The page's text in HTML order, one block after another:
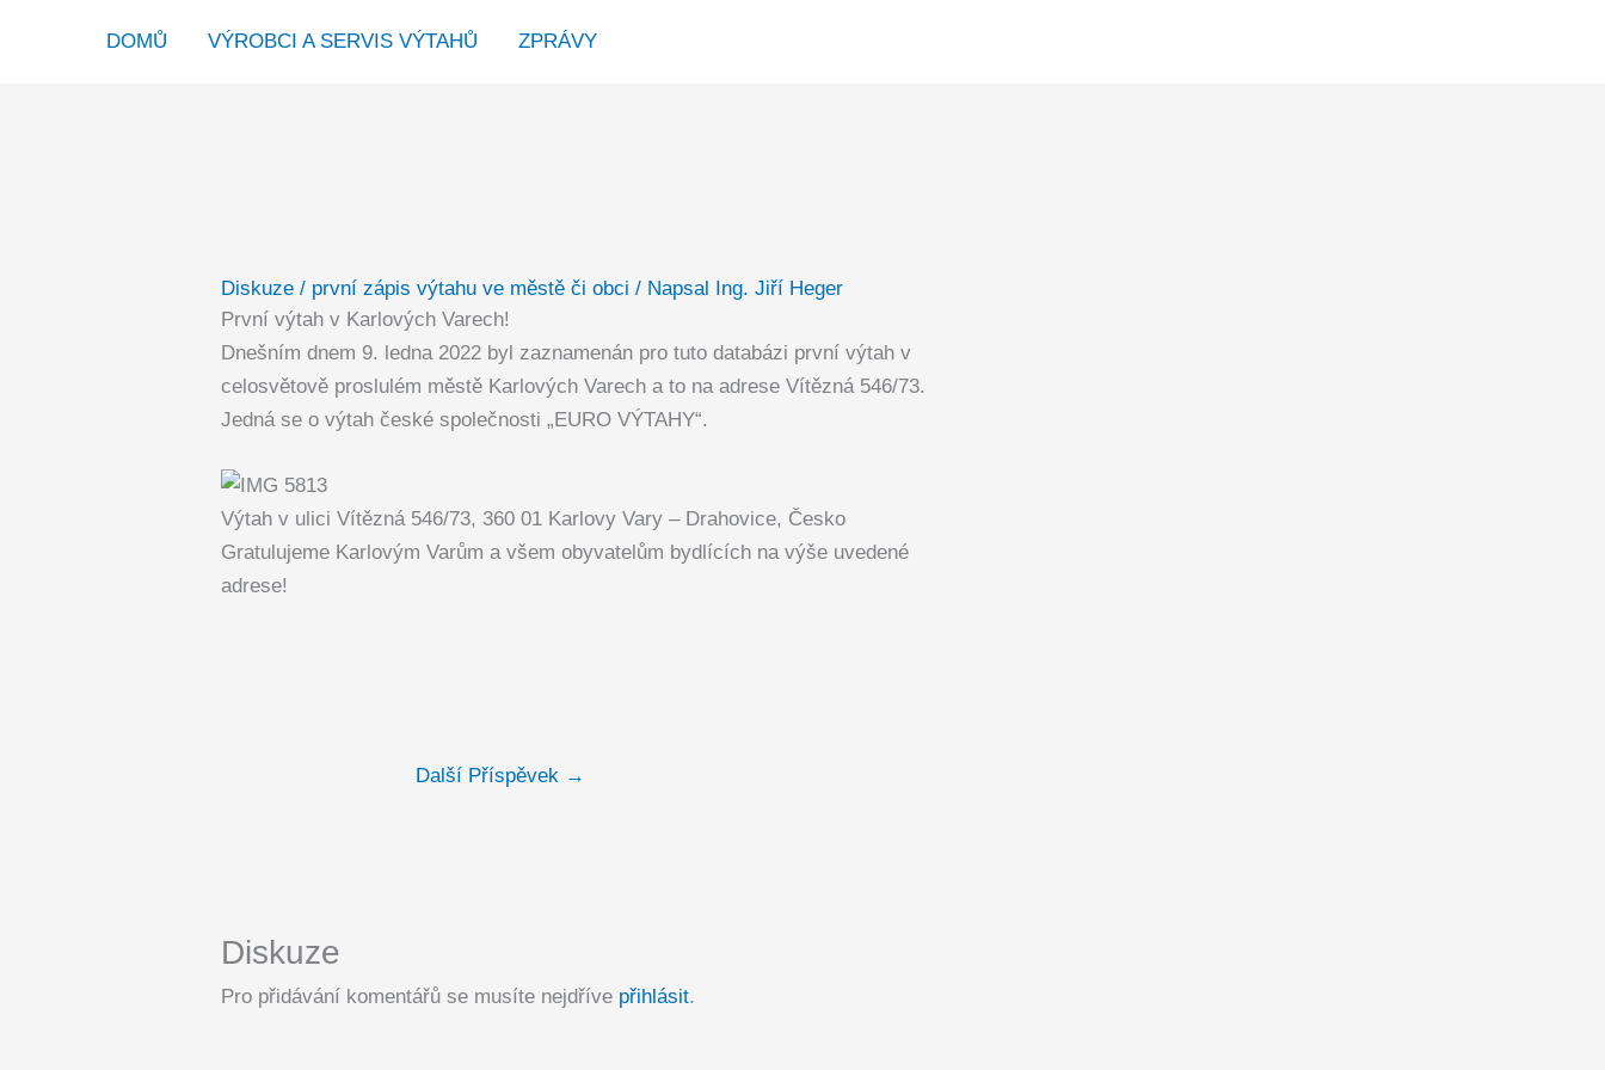
DOMŮ VÝROBCI A SERVIS VÝTAHŮ ZPRÁVY
Diskuze / první zápis výtahu ve městě či obci / Napsal Ing. Jiří Heger
První výtah v Karlových Varech!
Dnešním dnem 9. ledna 2022 byl zaznamenán pro tuto databázi první výtah v
celosvětově proslulém městě Karlových Varech a to na adrese Vítězná 546/73.
Jedná se o výtah české společnosti „EURO VÝTAHY“.
Výtah v ulici Vítězná 546/73, 360 01 Karlovy Vary – Drahovice, Česko
Gratulujeme Karlovým Varům a všem obyvatelům bydlících na výše uvedené
adrese!
Další Příspěvek →
Diskuze
Pro přidávání komentářů se musíte nejdříve přihlásit.